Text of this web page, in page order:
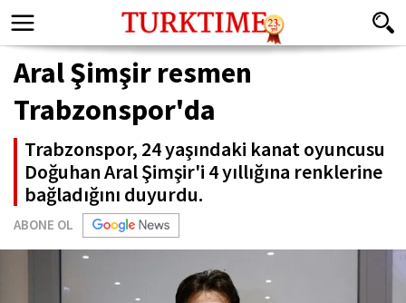
Aral Şimşir resmen
Trabzonspor'da
Trabzonspor, 24 yaşındaki kanat oyuncusu
Doğuhan Aral Şimşir'i 4 yıllığına renklerine
bağladığını duyurdu.
ABONE OL